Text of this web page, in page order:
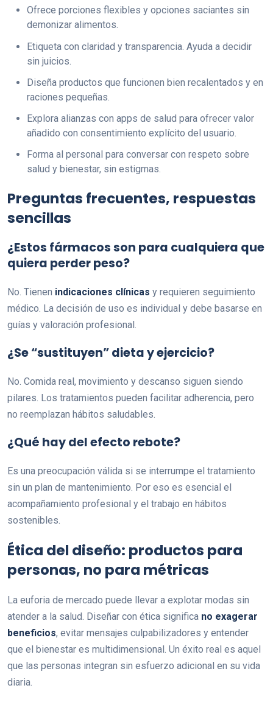
Ofrece porciones flexibles y opciones saciantes sin
demonizar alimentos.
Etiqueta con claridad y transparencia. Ayuda a decidir
sin juicios.
Diseña productos que funcionen bien recalentados y en
raciones pequeñas.
Explora alianzas con apps de salud para ofrecer valor
añadido con consentimiento explícito del usuario.
Forma al personal para conversar con respeto sobre
salud y bienestar, sin estigmas.
Preguntas frecuentes, respuestas
sencillas
¿Estos fármacos son para cualquiera que
quiera perder peso?
No. Tienen indicaciones clínicas y requieren seguimiento
médico. La decisión de uso es individual y debe basarse en
guías y valoración profesional.
¿Se “sustituyen” dieta y ejercicio?
No. Comida real, movimiento y descanso siguen siendo
pilares. Los tratamientos pueden facilitar adherencia, pero
no reemplazan hábitos saludables.
¿Qué hay del efecto rebote?
Es una preocupación válida si se interrumpe el tratamiento
sin un plan de mantenimiento. Por eso es esencial el
acompañamiento profesional y el trabajo en hábitos
sostenibles.
Ética del diseño: productos para
personas, no para métricas
La euforia de mercado puede llevar a explotar modas sin
atender a la salud. Diseñar con ética significa no exagerar
beneficios, evitar mensajes culpabilizadores y entender
que el bienestar es multidimensional. Un éxito real es aquel
que las personas integran sin esfuerzo adicional en su vida
diaria.